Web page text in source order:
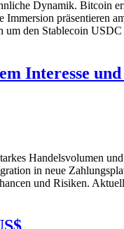
Dynamik. Bitcoin
präsentieren
um den Stablecoin
Interesse
Handelsvolumen und
in neue
und Risiken.